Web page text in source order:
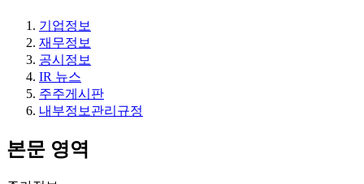
기업정보
재무정보
공시정보
IR 뉴스
주주게시판
내부정보관리규정
본문 영역